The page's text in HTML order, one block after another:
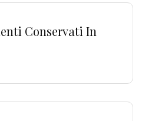
Conservati In